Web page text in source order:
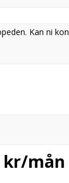
kr/mån